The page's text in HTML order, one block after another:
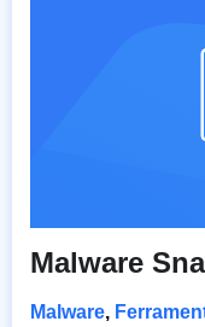
Malware
Malware,